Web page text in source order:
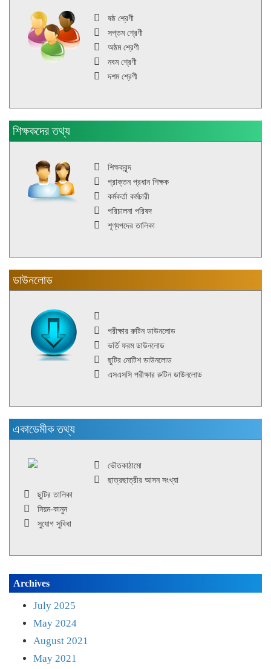
ষষ্ঠ শ্রেণী
সপ্তম শ্রেণী
অষ্ঠম শ্রেণী
নবম শ্রেণী
দশম শ্রেণী
শিক্ষকদের তথ্য
শিক্ষকবৃন্দ
প্রাক্তন প্রধান শিক্ষক
কর্মকর্তা কর্মচারী
পরিচালনা পরিষদ
শূণ্যপদের তালিকা
ডাউনলোড
পরীক্ষার রুটিন ডাউনলোড
ভর্তি ফরম ডাউনলোড
ছুটির নোটিশ ডাউনলোড
এসএসসি পরীক্ষার রুটিন ডাউনলোড
একাডেমীক তথ্য
ভৌতকাঠামো
ছাত্রছাত্রীর আসন সংখ্যা
ছুটির তালিকা
নিয়ম-কানুন
সুযোগ সুবিধা
Archives
July 2025
May 2024
August 2021
May 2021